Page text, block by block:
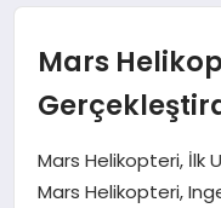
DÜNYA
EĞITIM
MAGAZIN
Mars
Mars Helikopteri, İlk
Mars Helikopteri,